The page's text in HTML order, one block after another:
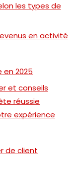
les types de
en activité
en 2025
et conseils
réussie
expérience
de client